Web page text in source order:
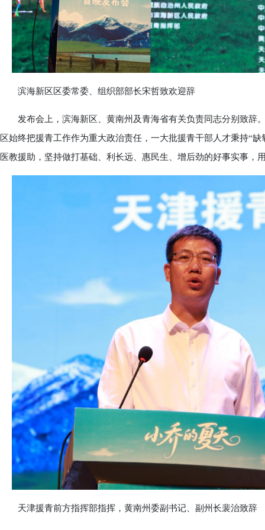
滨海新区区委常委、组织部部长宋哲致欢迎辞
发布会上，滨海新区、黄南州及青海省有关负责同志分别致辞
区始终把援青工作作为重大政治责任，一大批援青干部人才秉持“
医教援助，坚持做打基础、利长远、惠民生、增后劲的好事实事，
天津援青前方指挥部指挥，黄南州委副书记、副州长裴治致辞